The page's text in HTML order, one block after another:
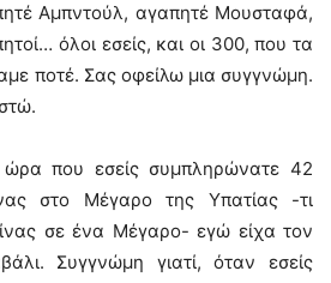
Αμπντούλ, αγαπητέ Μουσταφά,
όλοι εσείς, και οι 300, που τα
ποτέ. Σας οφείλω μια συγγνώμη.
ώρα που εσείς συμπληρώνατε 42
στο Μέγαρο της Υπατίας -τι
σε ένα Μέγαρο- εγώ είχα τον
Συγγνώμη γιατί, όταν εσείς